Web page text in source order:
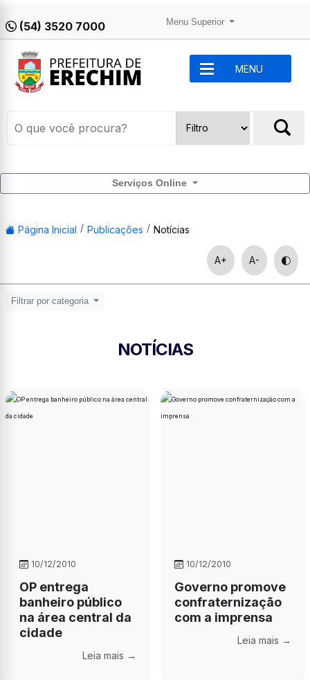
(54) 3520 7000 Menu Superior
MENU
Serviços Online
Página Inicial Publicações Notícias
A+ A-
Filtrar por categoria
NOTÍCIAS
10/12/2010
OP entrega
banheiro público
na área central da
cidade
Leia mais →
10/12/2010
Governo promove
confraternização
com a imprensa
Leia mais →